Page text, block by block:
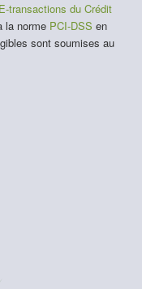
E-transactions du Crédit
la norme PCI-DSS en
sont soumises au